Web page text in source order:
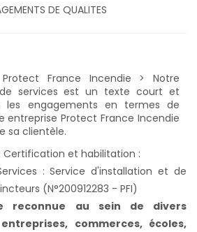
: Certification et habilitation :
: Service d'installation et de
(N°200912283 - PFI)
reconnue au sein de divers
commerces, écoles,